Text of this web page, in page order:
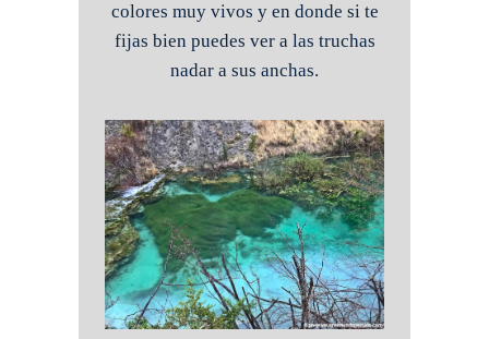
colores muy vivos y en donde si te
fijas bien puedes ver a las truchas
nadar a sus anchas.